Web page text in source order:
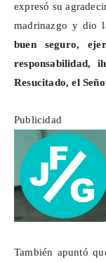
expresó su
madrinazgo y dio
buen seguro,
responsabilidad,
Resucitado, el
Publicidad
También apuntó